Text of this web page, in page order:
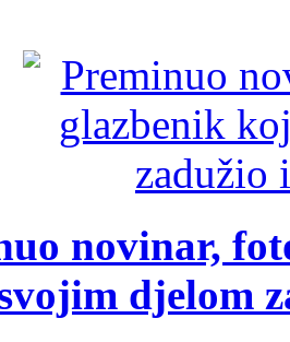
novinar,
djelom